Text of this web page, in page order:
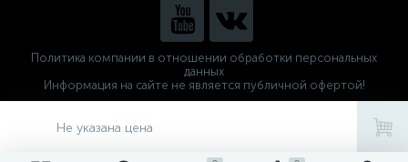
Не указана цена
Политика компании в отношении обработки персональных
данных
Информация на сайте не является публичной офертой!